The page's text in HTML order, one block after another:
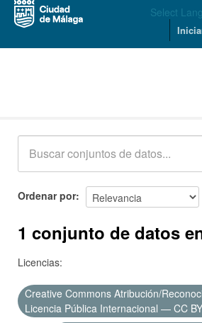
Select
Acerca de
Ordenar por
1 conjunto de datos
Licencias:
Creative Commons Atribución/
Licencia Pública Internacional — CC